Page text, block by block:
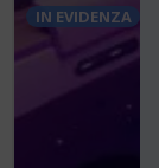
IN EVIDENZA